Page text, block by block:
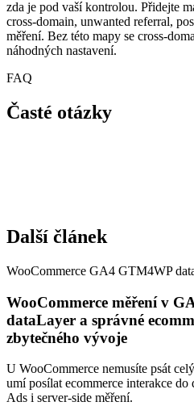
zda je pod vaší kontrolou. Přidejte
cross-domain, unwanted referral,
měření. Bez této mapy se cross-
náhodných nastavení.
FAQ
Časté otázky
Další článek
WooCommerce GA4 GTM4WP
WooCommerce měření v
dataLayer a správné
zbytečného vývoje
U WooCommerce nemusíte psát
umí posílat ecommerce interakce
Ads i server-side měření.